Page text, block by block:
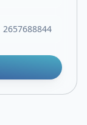
2657688844